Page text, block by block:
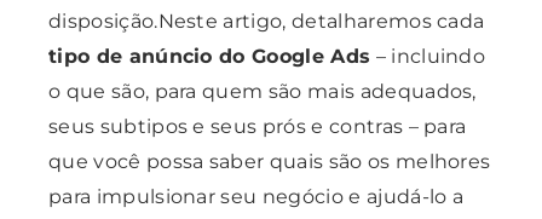
disposição.Neste artigo,detalharemos cada
tipo de anúncio doGoogle Ads – incluindo
o que são, para quem são mais adequados,
seus subtipos e seus prós e contras – para
que você possa saber quais são os melhores
para impulsionar seu negócio e ajudá-lo a